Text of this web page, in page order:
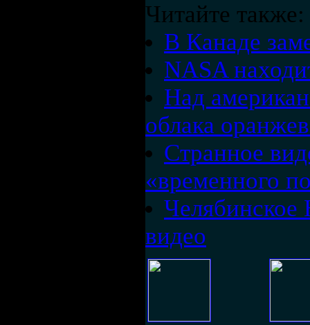
Читайте также:
В Канаде
NASA
Над
облака
Странное
«временного
Челябинское
видео